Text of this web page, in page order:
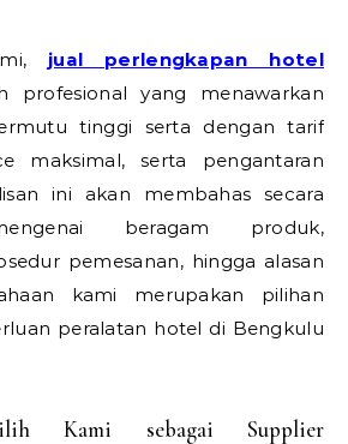
jual perlengkapan hotel
profesional yang menawarkan
tinggi serta dengan tarif
maksimal, serta pengantaran
ini akan membahas secara
beragam produk,
pemesanan, hingga alasan
kami merupakan pilihan
peralatan hotel di Bengkulu
Kami sebagai Supplier